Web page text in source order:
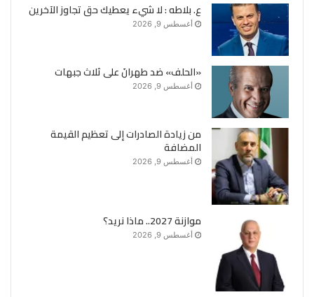
ع. بلاطه : لا شيء يعطيك حق تجاوز الآخرين
أغسطس 9, 2026
«الحلف» ضد طهرانَ على ثلاث جبهات
أغسطس 9, 2026
من زيادة الصادرات إلى تعظيم القيمة
المضافة
أغسطس 9, 2026
موازنة 2027.. ماذا نريد؟
أغسطس 9, 2026